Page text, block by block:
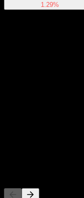
1.29%
ต่างจาก 300% ของผล